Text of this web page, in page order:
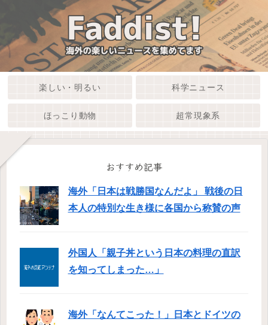
楽しい・明るい 科学ニュース
ほっこり動物 超常現象系
おすすめ記事
海外「日本は戦勝国なんだよ」 戦後の日
本人の特別な生き様に各国から称賛の声
外国人「親子丼という日本の料理の直訳
を知ってしまった…」
海外「なんてこった！」日本とドイツの